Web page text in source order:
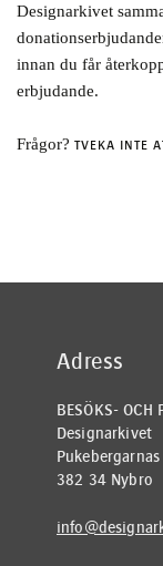
Designarkivet
innan du får
erbjudande.
Frågor? TVEKA INTE
Adress
BESÖKS- OCH
Designarkivet
382 34 Nybro